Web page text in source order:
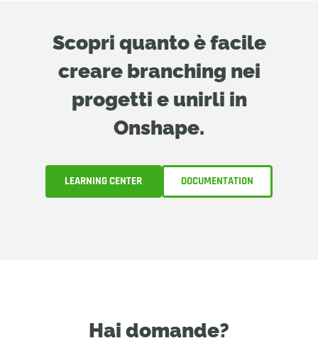
Scopri quanto è facile
creare branching nei
progetti e unirli in
Onshape.
LEARNING CENTER DOCUMENTATION
Hai domande?